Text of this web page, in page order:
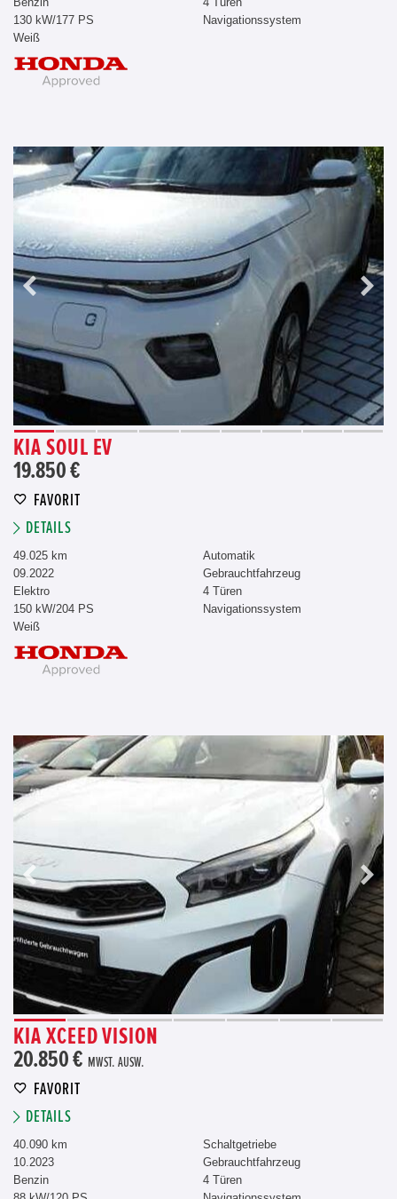
130 kW/177 PS
Weiß
Navigationssystem
KIA SOUL EV
19.850 €
FAVORIT
DETAILS
49.025 km
09.2022
Elektro
150 kW/204 PS
Weiß
Automatik
Gebrauchtfahrzeug
4 Türen
Navigationssystem
KIA XCEED VISION
20.850 € MWST. AUSW.
FAVORIT
DETAILS
40.090 km
10.2023
Benzin
Schaltgetriebe
Gebrauchtfahrzeug
4 Türen